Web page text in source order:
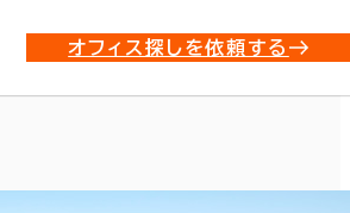
オフィス探しを依頼する